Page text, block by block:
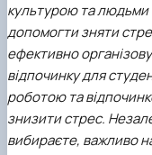
культурою та людьми
допомогти зняти
ефективно
відпочинку для
роботою та
знизити стрес.
вибираєте, важливо